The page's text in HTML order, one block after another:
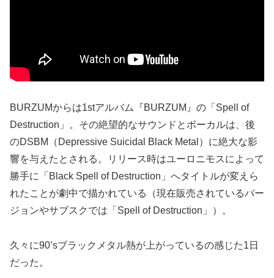
BURZUMからは1stアルバム『BURZUM』の「Spell of
Destruction」。その絶望的なサウンドとボーカルは、後
のDSBM（Depressive Suicidal Black Metal）に絶大な影
響を与えたとされる。リリース時はユーロニモスによって
勝手に「Black Spell of Destruction」へタイトルが変えら
れたことが劇中で描かれている（現在販売されているバー
ジョンやサブスクでは「Spell of Destruction」）。
久々に90’sブラックメタル熱が上がっているの感じた1日
だった。